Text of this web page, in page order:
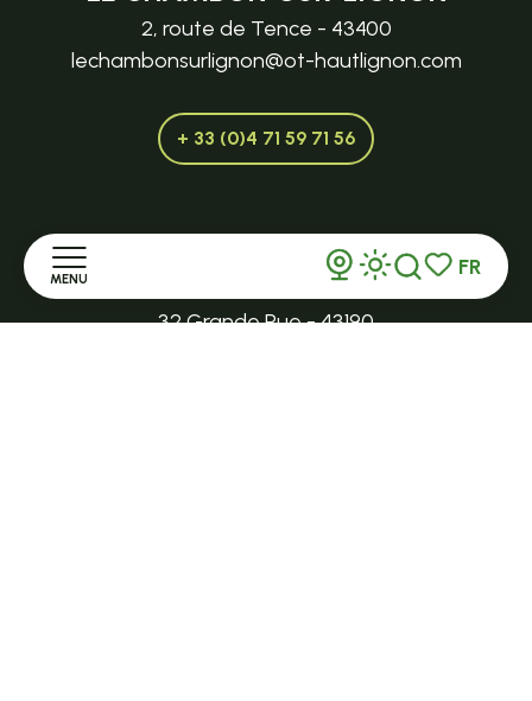
MENU
Voir les
Recherche
FR
2, route de Tence - 43400
lechambonsurlignon@ot-hautlignon.com
+ 33 (0)4 71 59 71 56
Ouvert toute l'année et 7j/7 en saison
32 Grande Rue - 43190